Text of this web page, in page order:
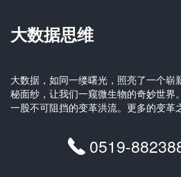
大数据思维
大数据，如同一缕曙光，照亮了一个
秘面纱，让我们一窥微生物的奇妙世
一股不可阻挡的变革洪流。更多的变
0519-